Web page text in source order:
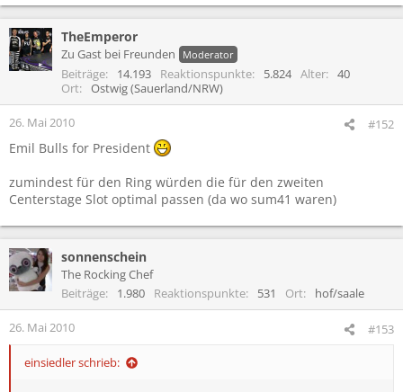
TheEmperor
Zu Gast bei Freunden Moderator
Beiträge 14.193 Reaktionspunkte 5.824 Alter
40
Ort
Ostwig (Sauerland/NRW)
26. Mai 2010 #152
Emil Bulls for President
zumindest für den Ring würden die für den zweiten
Centerstage Slot optimal passen (da wo sum41 waren)
sonnenschein
The Rocking Chef
Beiträge
1.980 Reaktionspunkte 531 Ort hof/saale
26. Mai 2010 #153
einsiedler schrieb: